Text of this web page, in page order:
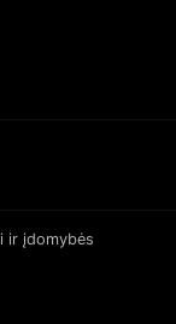
ir įdomybės